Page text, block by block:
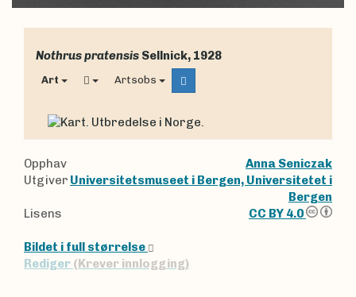
Nothrus pratensis Sellnick, 1928
Art Artsobs
Opphav
Anna Seniczak
Utgiver Universitetsmuseet i Bergen, Universitetet i
Bergen
Lisens
CC BY 4.0
Bildet i full størrelse
Rediger (Krever innlogging)